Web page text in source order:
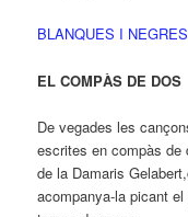
BLANQUES I NEGRES
EL COMPÀS DE DOS
De vegades les
escrites en compàs
de la Damaris
acompanya-la picant